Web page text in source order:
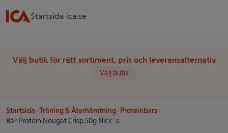
Startsida ica.se
Välj butik för rätt sortiment, pris och leveransalternativ
Välj butik
Startsida Träning & Återhämtning
Proteinbars
Bar Protein Nougat Crisp 50g Nick´s